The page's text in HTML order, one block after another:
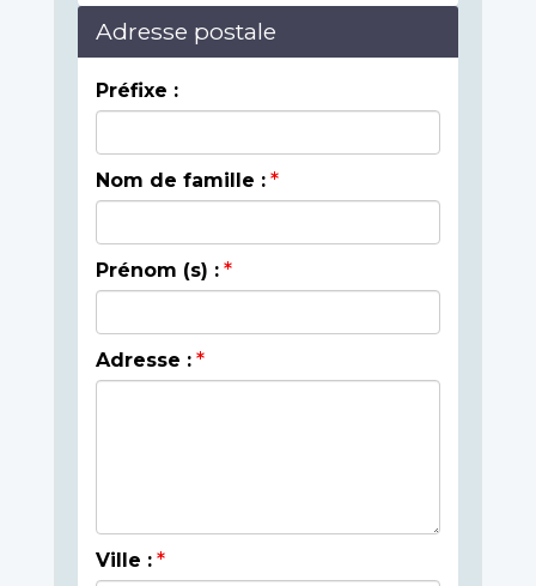
Adresse postale
Préfixe :
Nom de famille :
Prénom (s) :
Adresse :
Ville :